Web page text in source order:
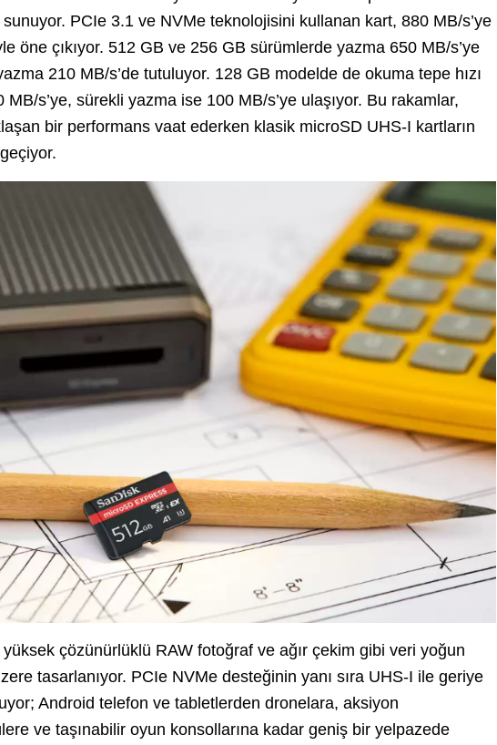
sunuyor. PCIe 3.1 ve NVMe teknolojisini kullanan kart, 880 MB/s’ye
öne çıkıyor. 512 GB ve 256 GB sürümlerde yazma 650 MB/s’ye
210 MB/s’de tutuluyor. 128 GB modelde de okuma tepe hızı
MB/s’ye, sürekli yazma ise 100 MB/s’ye ulaşıyor. Bu rakamlar,
bir performans vaat ederken klasik microSD UHS-I kartların
çözünürlüklü RAW fotoğraf ve ağır çekim gibi veri yoğun
tasarlanıyor. PCIe NVMe desteğinin yanı sıra UHS-I ile geriye
Android telefon ve tabletlerden dronelara, aksiyon
ve taşınabilir oyun konsollarına kadar geniş bir yelpazede